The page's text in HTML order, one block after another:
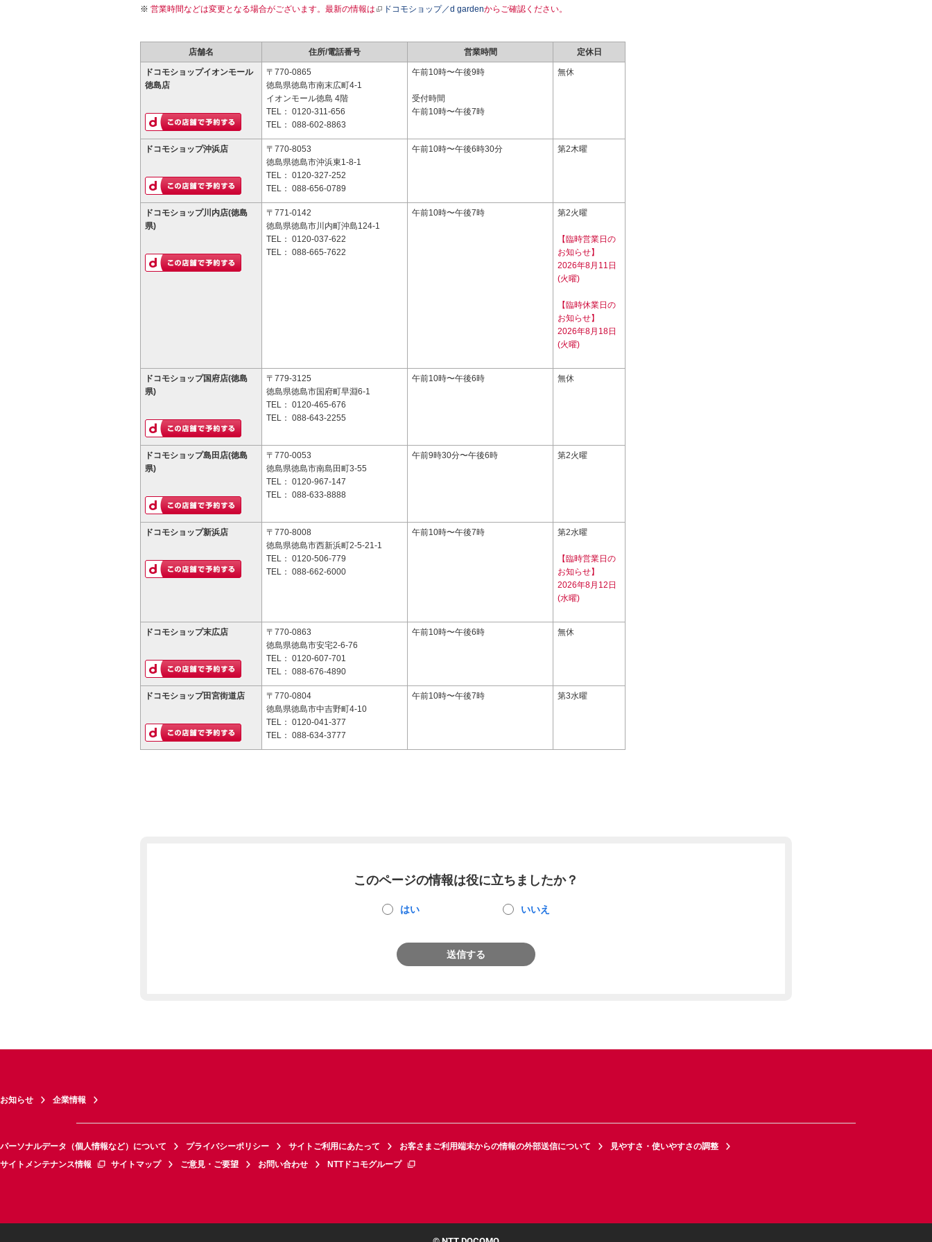
営業時間などは変更となる場合がございます。最新の情報は ドコモショップ／d gardenからご確認ください。
店舗名 住所/電話番号 営業時間 定休日
ドコモショップイオンモール
徳島店
〒770-0865
徳島県徳島市南末広町4-1
イオンモール徳島 4階
TEL： 0120-311-656
TEL： 088-602-8863
午前10時〜午後9時
受付時間
午前10時〜午後7時
無休
ドコモショップ沖浜店
〒770-8053
徳島県徳島市沖浜東1-8-1
TEL： 0120-327-252
TEL： 088-656-0789
午前10時〜午後6時30分 第2木曜
ドコモショップ川内店(徳島
県)
〒771-0142
徳島県徳島市川内町沖島124-1
TEL： 0120-037-622
TEL： 088-665-7622
午前10時〜午後7時 第2火曜
【臨時営業日の
お知らせ】
2026年8月11日
(火曜)
【臨時休業日の
お知らせ】
2026年8月18日
(火曜)
ドコモショップ国府店(徳島
県)
〒779-3125
徳島県徳島市国府町早淵6-1
TEL： 0120-465-676
TEL： 088-643-2255
午前10時〜午後6時 無休
ドコモショップ島田店(徳島
県)
〒770-0053
徳島県徳島市南島田町3-55
TEL： 0120-967-147
TEL： 088-633-8888
午前9時30分〜午後6時 第2火曜
ドコモショップ新浜店
〒770-8008
徳島県徳島市西新浜町2-5-21-1
TEL： 0120-506-779
TEL： 088-662-6000
午前10時〜午後7時 第2水曜
【臨時営業日の
お知らせ】
2026年8月12日
(水曜)
ドコモショップ末広店
〒770-0863
徳島県徳島市安宅2-6-76
TEL： 0120-607-701
TEL： 088-676-4890
午前10時〜午後6時 無休
ドコモショップ田宮街道店
〒770-0804
徳島県徳島市中吉野町4-10
TEL： 0120-041-377
TEL： 088-634-3777
午前10時〜午後7時 第3水曜
このページの情報は役に立ちましたか？
はい いいえ
送信する
お知らせ 企業情報
パーソナルデータ（個人情報など）について プライバシーポリシー サイトご利用にあたって お客さまご利用端末からの情報の外部送信について
見やすさ・使いやすさの調整
サイトメンテナンス情報
サイトマップ ご意見・ご要望 お問い合わせ NTTドコモグループ